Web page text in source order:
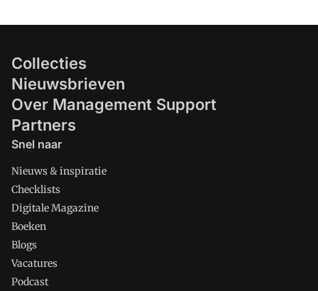
Collecties
Nieuwsbrieven
Over Management Support
Partners
Snel naar
Nieuws & inspiratie
Checklists
Digitale Magazine
Boeken
Blogs
Vacatures
Podcast